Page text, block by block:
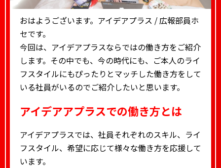
おはようございます。アイデアプラス / 広報部員ホ
セです。
今回は、アイデアプラスならではの働き方をご紹介
します。その中でも、今の時代にも、ご本人のライ
フスタイルにもぴったりとマッチした働き方をして
いる社員がいるのでご紹介したいと思います。
アイデアアプラスでの働き方とは
アイデアプラスでは、社員それぞれのスキル、ライ
フスタイル、希望に応じて様々な働き方を応援して
います。